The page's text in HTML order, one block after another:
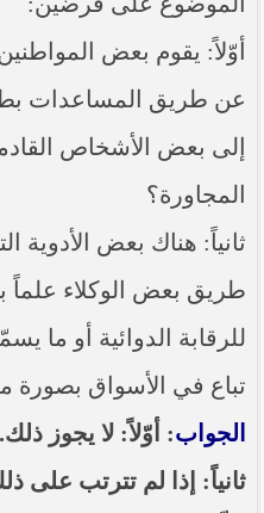
----- تصريح حول الأوضاع
في كربلاء المقدسة
) بعد سيطرة (داعش)
نينوى وصلاح الدين
المحافظات
بيان صادر من مكتب
- في النجف الأشرف حول
محافظة نينوى
أوّلاً: يقوم بعض
عن طريق المساعدات
إلى بعض الأشخاص
المجاورة؟
ثانياً: هناك بعض الأدوية
طريق بعض الوكلاء علماً
للرقابة الدوائية أو ما
تباع في الأسواق بصورة
الجواب: أوّلاً: لا يجوز ذلك.
ثانياً: إذا لم تترتب على